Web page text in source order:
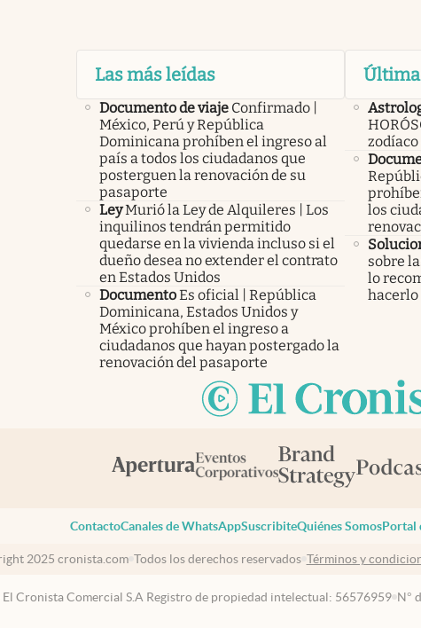
Las más leídas
Documento de viaje Confirmado |
México, Perú y República
Dominicana prohíben el ingreso al
país a todos los ciudadanos que
posterguen la renovación de su
pasaporte
LeyMurió la Ley de Alquileres | Los
inquilinos tendrán permitido
quedarse en la vivienda incluso si el
dueño desea no extender el contrato
en Estados Unidos
DocumentoEs oficial | República
Dominicana, Estados Unidos y
México prohíben el ingreso a
ciudadanos que hayan postergado la
renovación del pasaporte
zodíaco
los
sobre
lo
hacerlo
ContactoCanales de WhatsAppSuscribiteQuiénes SomosPortal
2025 cronista.com Todos los derechos reservados Términos y
El Cronista Comercial S.A Registro de propiedad intelectual: 56576959 N°